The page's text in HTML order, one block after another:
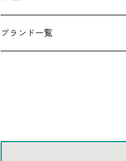
アンダーウェア
グローブ
エアーフレッシュナー
ブランド一覧
BEHRENS